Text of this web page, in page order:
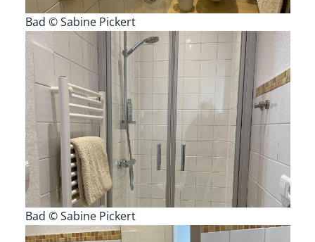
Bad © Sabine Pickert
Bad © Sabine Pickert